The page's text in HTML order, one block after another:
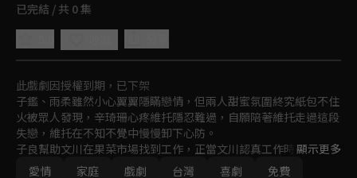
已完結 / 共 0 集
此戲劇因授權到期，已下架
子鑑、雨柔雖然小心翼翼隱瞞戀情，但兩人甜蜜氛圍終究紙包不住
火被眾人發現，辛琦珊心疼維托隱忍難過，自願陪著維托走過這段
失戀，維托在不知不覺中慢慢卸下心防。
子良幫助文川在果菜市場找到工作，正當文川認真工作時，昔日共
同討債的好友剪刀出現，要他回來合作，但文川不願再走回頭路，
顯示更多
愛情
家庭 戲劇 台灣 喜劇
免費